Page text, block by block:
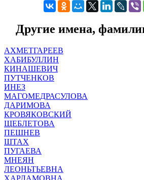
Другие имена,
АХМЕТГАРЕЕВ
ХАБИБУЛЛИН
КИНАШЕВИЧ
ПУТЧЕНКОВ
ИНЕЗ
МАГОМЕДРАСУЛОВА
ДАРИМОВА
КРОВЯКОВСКИЙ
ЩЕБЛЕТОВА
ПЕШНЕВ
ШТАХ
ПУГАЕВА
МНЕЯН
ЛЕОНЬТЬЕВНА
ХАРЛАМОВНА